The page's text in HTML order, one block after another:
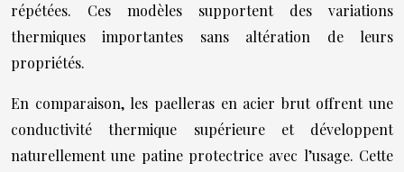
répétées. Ces modèles supportent des variations
thermiques importantes sans altération de leurs
propriétés.
En comparaison, les paelleras en acier brut offrent une
conductivité thermique supérieure et développent
naturellement une patine protectrice avec l’usage. Cette